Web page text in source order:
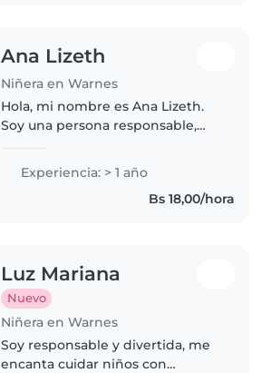
Ana Lizeth
Niñera en Warnes
Hola, mi nombre es Ana Lizeth.
Soy una persona responsable,
niños. Me gusta cuidar bebés y
niños pequeños, jugar con ellos,
ayudarlos a aprender y
Experiencia: > 1 año
Bs 18,00/hora
Luz Mariana
Nuevo
Niñera en Warnes
Soy responsable y divertida, me
encanta cuidar niños con